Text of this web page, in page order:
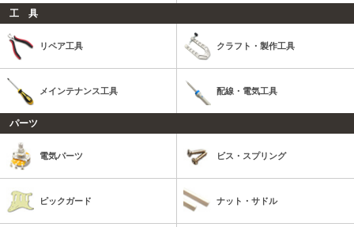
工 具
リペア工具 クラフト・製作工具
メインテナンス工具 配線・電気工具
パーツ
電気パーツ ビス・スプリング
ピックガード ナット・サドル